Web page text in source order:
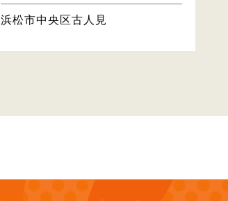
浜松市中央区古人見